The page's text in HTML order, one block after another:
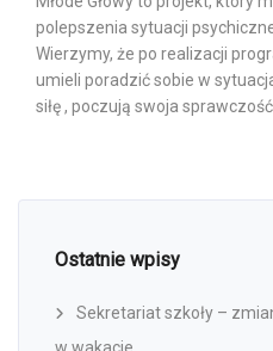
polepszenia sytuacji
Wierzymy, że po realizacji
umieli poradzić sobie w
siłę , poczują swoja sprawczość.
Ostatnie wpisy
Sekretariat szkoły –